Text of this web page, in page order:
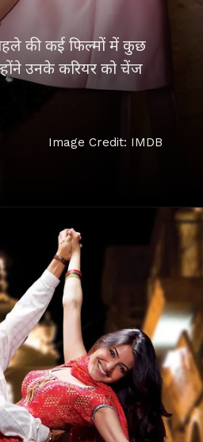
की कई फिल्मों में कुछ
उनके करियर को चेंज
Image Credit: IMDB